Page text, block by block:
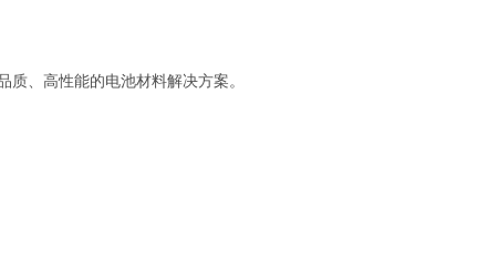
、高性能的电池材料解决方案。